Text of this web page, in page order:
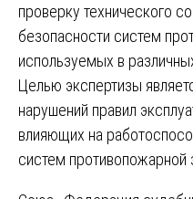
проверку технического
безопасности систем
используемых в
Целью экспертизы
нарушений правил
влияющих на
систем противопожарной